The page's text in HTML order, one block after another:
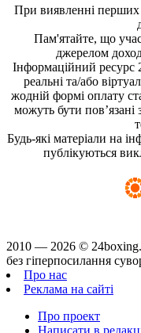
При виявленні перших
Пам'ятайте, що
джерелом
Інформаційний ресурс
реальні та/або
жодній формі оплату
можуть бути
Будь-які матеріали на
публікуються
2010 — 2026 ©
без гіперпосилання
Про нас
Реклама на сайті
Про проект
Написати в